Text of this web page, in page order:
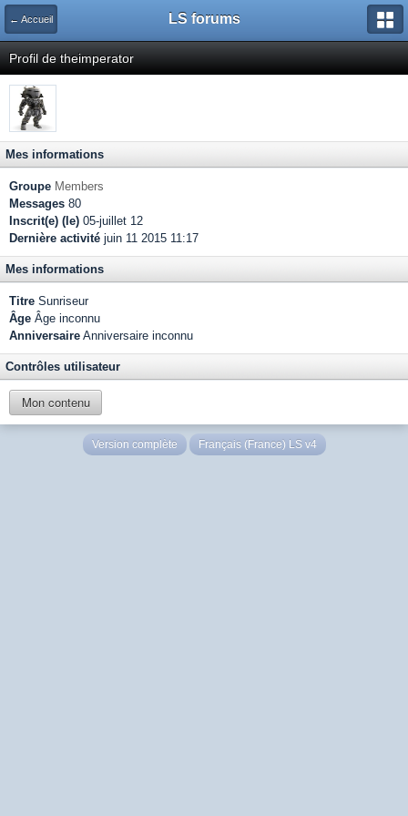
← Accueil LS forums
Profil de theimperator
Mes informations
Groupe Members
Messages 80
Inscrit(e) (le) 05-juillet 12
Dernière activité juin 11 2015 11:17
Mes informations
Titre Sunriseur
Âge Âge inconnu
Anniversaire Anniversaire inconnu
Contrôles utilisateur
Mon contenu
Version complète Français (France) LS v4